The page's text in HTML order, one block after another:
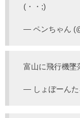
(・・;)
— ペンちゃん
富山に飛行機
— しょぼーんた